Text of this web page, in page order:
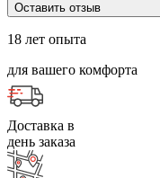
Оставить отзыв
18 лет опыта
для вашего комфорта
Доставка в
день заказа